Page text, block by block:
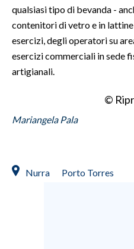
qualsiasi tipo di bevanda -
contenitori di vetro e in
esercizi, degli operatori su
esercizi commerciali in sede
artigianali.
©
Mariangela Pala
Nurra Porto Torres